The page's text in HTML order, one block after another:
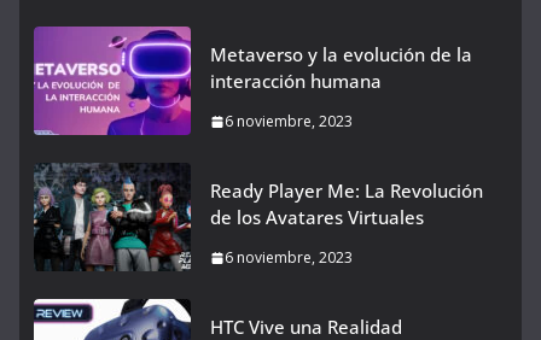
Metaverso y la evolución de la
interacción humana
6 noviembre, 2023
Ready Player Me: La Revolución
de los Avatares Virtuales
6 noviembre, 2023
HTC Vive una Realidad